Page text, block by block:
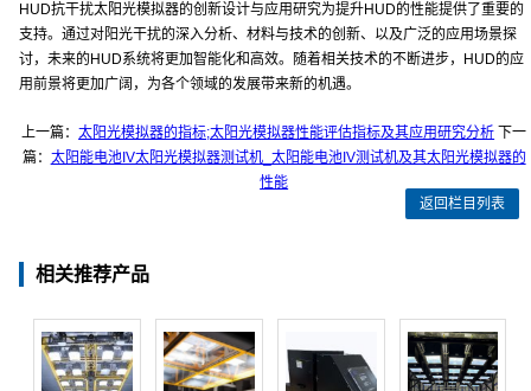
HUD抗干扰太阳光模拟器的创新设计与应用研究为提升HUD的性能提供了重要的
支持。通过对阳光干扰的深入分析、材料与技术的创新、以及广泛的应用场景探
讨，未来的HUD系统将更加智能化和高效。随着相关技术的不断进步，HUD的应
用前景将更加广阔，为各个领域的发展带来新的机遇。
上一篇：太阳光模拟器的指标;太阳光模拟器性能评估指标及其应用研究分析 下一
篇： 太阳能电池IV太阳光模拟器测试机_太阳能电池IV测试机及其太阳光模拟器的
性能
返回栏目列表
相关推荐产品